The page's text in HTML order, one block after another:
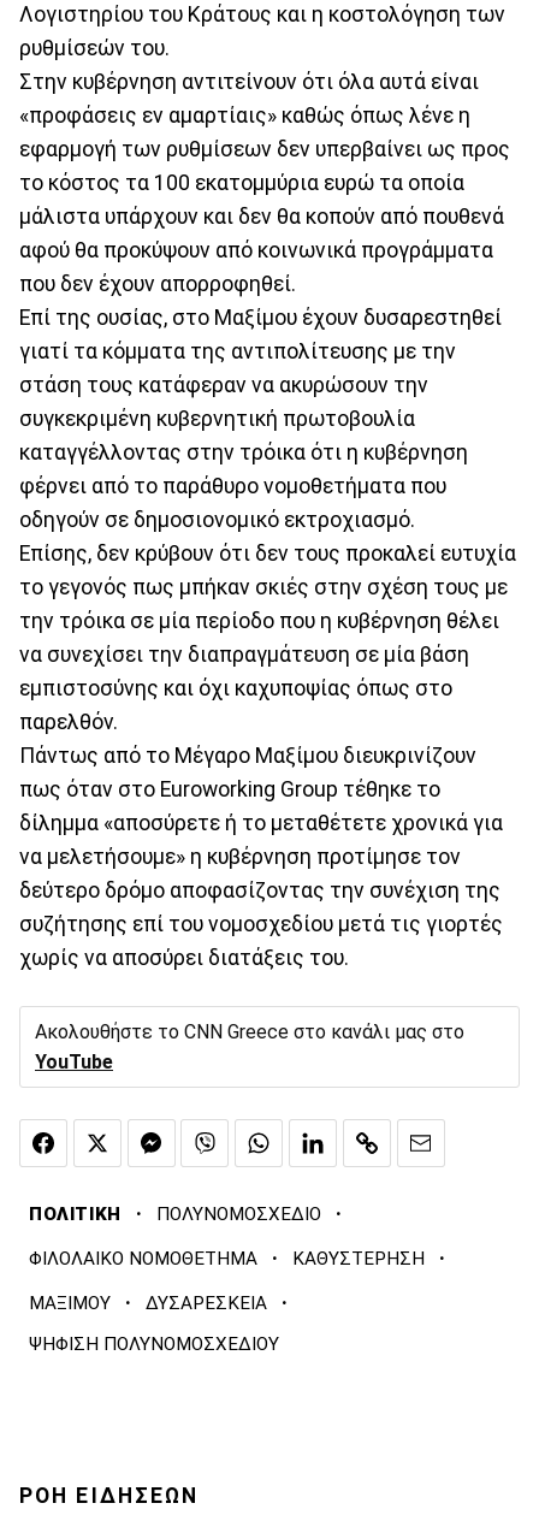
Λογιστηρίου του Κράτους και η κοστολόγηση των
ρυθμίσεών του.
Στην κυβέρνηση αντιτείνουν ότι όλα αυτά είναι
«προφάσεις εν αμαρτίαις» καθώς όπως λένε η
εφαρμογή των ρυθμίσεων δεν υπερβαίνει ως προς
το κόστος τα 100 εκατομμύρια ευρώ τα οποία
μάλιστα υπάρχουν και δεν θα κοπούν από πουθενά
αφού θα προκύψουν από κοινωνικά προγράμματα
που δεν έχουν απορροφηθεί.
Επί της ουσίας, στο Μαξίμου έχουν δυσαρεστηθεί
γιατί τα κόμματα της αντιπολίτευσης με την
στάση τους κατάφεραν να ακυρώσουν την
συγκεκριμένη κυβερνητική πρωτοβουλία
καταγγέλλοντας στην τρόικα ότι η κυβέρνηση
φέρνει από το παράθυρο νομοθετήματα που
οδηγούν σε δημοσιονομικό εκτροχιασμό.
Επίσης, δεν κρύβουν ότι δεν τους προκαλεί ευτυχία
το γεγονός πως μπήκαν σκιές στην σχέση τους με
την τρόικα σε μία περίοδο που η κυβέρνηση θέλει
να συνεχίσει την διαπραγμάτευση σε μία βάση
εμπιστοσύνης και όχι καχυποψίας όπως στο
παρελθόν.
Πάντως από το Μέγαρο Μαξίμου διευκρινίζουν
πως όταν στο Euroworking Group τέθηκε το
δίλημμα «αποσύρετε ή το μεταθέτετε χρονικά για
να μελετήσουμε» η κυβέρνηση προτίμησε τον
δεύτερο δρόμο αποφασίζοντας την συνέχιση της
συζήτησης επί του νομοσχεδίου μετά τις γιορτές
χωρίς να αποσύρει διατάξεις του.
Ακολουθήστε το CNN Greece στο κανάλι μας στο
YouTube
ΠΟΛΙΤΙΚΗ · ΠΟΛΥΝΟΜΟΣΧΕΔΙΟ ·
ΦΙΛΟΛΑΙΚΟ ΝΟΜΟΘΕΤΗΜΑ · ΚΑΘΥΣΤΕΡΗΣΗ ·
ΜΑΞΙΜΟΥ · ΔΥΣΑΡΕΣΚΕΙΑ ·
ΨΗΦΙΣΗ ΠΟΛΥΝΟΜΟΣΧΕΔΙΟΥ
ΡΟΗ ΕΙΔΗΣΕΩΝ